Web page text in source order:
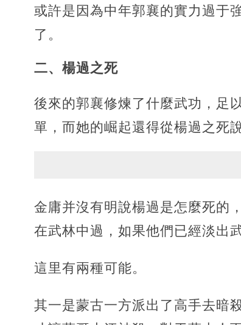
或許是因為中年郭襄的實力過于
了。
二、楊過之死
後來的郭襄修煉了什麼武功，足
單，而她的崛起還得從楊過之死說
金庸并沒有明說楊過是怎麼死的
在武林中過，如果他們已經淡出
這里有兩種可能。
其一是蒙古一方派出了高手去暗